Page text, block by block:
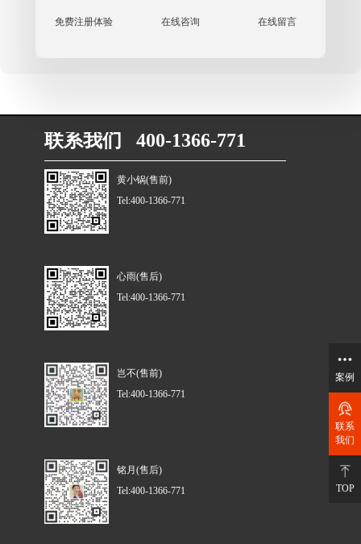
免费注册体验 在线咨询 在线留言
联系我们 400-1366-771
黄小锅(售前)
Tel:400-1366-771
心雨(售后)
Tel:400-1366-771
岂不(售前)
Tel:400-1366-771
铭月(售后)
Tel:400-1366-771
案例
联系
我们
TOP